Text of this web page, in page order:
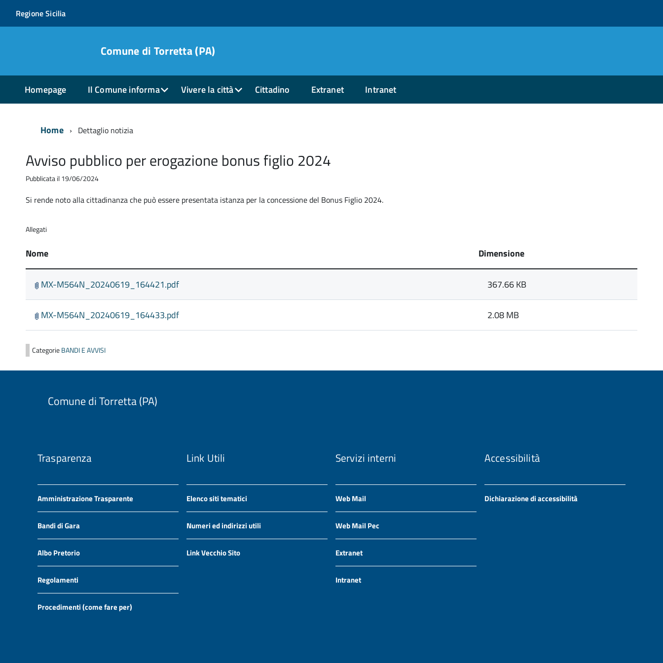
Regione Sicilia
Comune di Torretta (PA)
Homepage Il Comune informa Vivere la città Cittadino Extranet Intranet
Home Dettaglio notizia
Avviso pubblico per erogazione bonus figlio 2024
Pubblicata il 19/06/2024
Si rende noto alla cittadinanza che può essere presentata istanza per la concessione del Bonus Figlio 2024.
Allegati
Nome Dimensione
MX-M564N_20240619_164421.pdf 367.66 KB
MX-M564N_20240619_164433.pdf 2.08 MB
CategorieBANDI E AVVISI
Comune di Torretta (PA)
Trasparenza
Amministrazione Trasparente
Bandi di Gara
Albo Pretorio
Regolamenti
Procedimenti (come fare per)
Link Utili
Elenco siti tematici
Numeri ed indirizzi utili
Link Vecchio Sito
Servizi interni
Web Mail
Web Mail Pec
Extranet
Intranet
Accessibilità
Dichiarazione di accessibilità